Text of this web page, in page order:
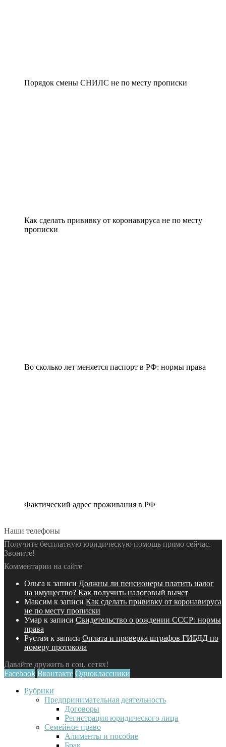
Порядок смены СНИЛС не по месту прописки
Как сделать прививку от коронавируса не по месту
прописки
Во сколько лет меняется паспорт в РФ: нормы права
Фактический адрес проживания в РФ
Наши телефоны
Получите бесплатную юридическую помощь прямо сейчас.
Звоните!
Комментарии на сайте
Ольга к записи Должны ли пенсионеры платить налог
на имущество? Как получить налоговый вычет
Максим к записи Как сделать прививку от коронавируса
не по месту прописки
Умар к записи Свидетельство о рождении СССР: нормы
права
Рустам к записи Оплата и проверка штрафов ГИБДД по
номеру протокола
Давайте дружить в соц. сетях!
Facebook Вконтакте Одноклассники
Рубрики
Предпринимательная деятельность
Договоры
Регистрация юридического лица
Семейное право
Алименты и пособие
Брак